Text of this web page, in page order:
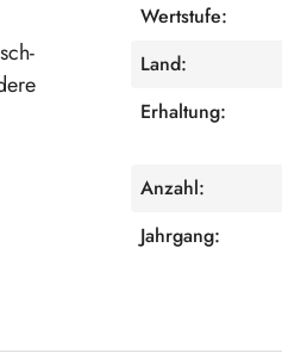
Wertstufe:
Land:
Erhaltung:
Anzahl:
Jahrgang: